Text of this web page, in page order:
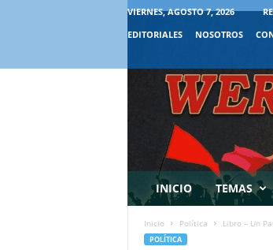
VIERNES, AGOSTO 7, 2026
EDITORIALES
NOSOTROS
INICIO TEMAS
Inicio Política Libro – Un
POLÍTICA